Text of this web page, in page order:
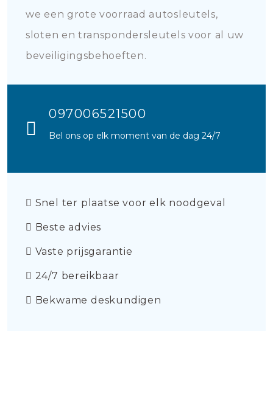
we een grote voorraad autosleutels,
sloten en transpondersleutels voor al uw
beveiligingsbehoeften.
097006521500
Bel ons op elk moment van de dag 24/7
Snel ter plaatse voor elk noodgeval
Beste advies
Vaste prijsgarantie
24/7 bereikbaar
Bekwame deskundigen